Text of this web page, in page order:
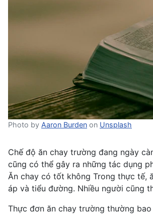
Photo by Aaron Burden on Unsplash
Chế độ ăn chay trường đang ngày
cũng có thể gây ra những tác dụng
Ăn chay có tốt không Trong thực tế,
áp và tiểu đường. Nhiều người cũng
Thực đơn ăn chay trường thường